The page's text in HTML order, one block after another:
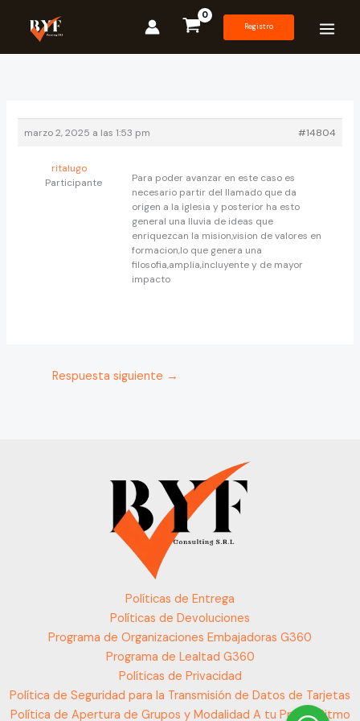
contenido
Registro
marzo 2, 2025 a las 1:53 pm #14804
ritalugo
Participante
Para poder avanzar en este caso es
necesario partir del llamado que da
origen a la iglesia y posterior ha esto
general una lluvia de ideas que
enriquezcan la mision,vision de valores en
formacion,lo que genera una
filosofia,amplia,incluyente y de mayor
impacto
Respuesta siguiente →
Políticas de Entrega
Políticas de Devoluciones
Programa de Organizaciones Embajadoras G360
Programa de Lealtad G360
Políticas de Privacidad
Política de Seguridad para la Transmisión de Datos de Tarjetas
Política de Apertura de Grupos y Modalidad A tu Propio Ritmo